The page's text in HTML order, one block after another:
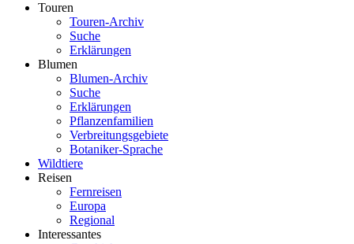
Touren
Touren-Archiv
Suche
Erklärungen
Blumen
Blumen-Archiv
Suche
Erklärungen
Pflanzenfamilien
Verbreitungsgebiete
Botaniker-Sprache
Wildtiere
Reisen
Fernreisen
Europa
Regional
Interessantes